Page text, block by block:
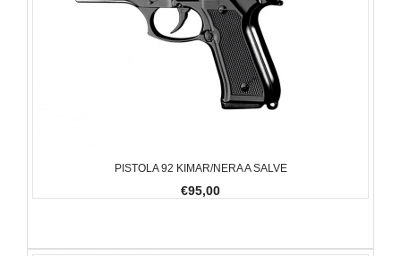
PISTOLA 92 KIMAR/NERA A SALVE
€95,00